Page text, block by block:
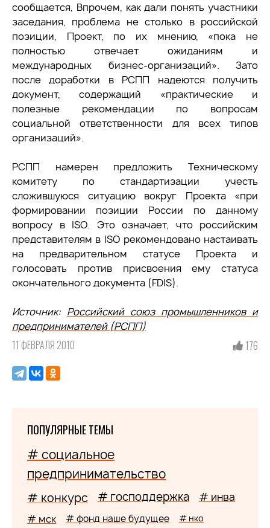
сообщается, Впрочем, как дали понять участники
заседания, проблема не столько в российской
позиции, Проект, по их мнению, «пока не
полностью отвечает ожиданиям и
международных бизнес-организаций». Зато
после доработки в РСПП надеются получить
документ, содержащий «практические и
полезные рекомендации по вопросам
социальной ответственности для всех типов
организаций».
РСПП намерен предложить Техническому
комитету по стандартизации учесть
сложившуюся ситуацию вокруг Проекта «при
формировании позиции России по данному
вопросу в ISO. Это означает, что российским
представителям в ISO рекомендовано настаивать
на предварительном статусе Проекта и
голосовать против присвоения ему статуса
окончательного документа (FDIS).
Источник: Российский союз промышленников и
предпринимателей (РСПП)
11 ФЕВРАЛЯ 2010 176
ПОПУЛЯРНЫЕ ТЕМЫ
# социальное
предпринимательство
# конкурс # господдержка # инва
# мск # фонд наше будущее # нко